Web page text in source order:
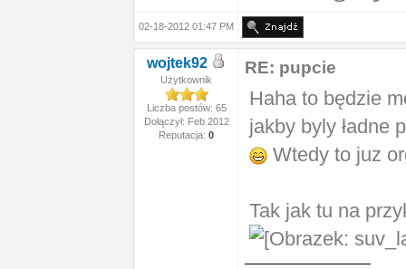
02-18-2012 01:47 PM
wojtek92
Użytkownik
Liczba postów: 65
Dołączył: Feb 2012
Reputacja: 0
RE: pupcie
Haha to będzie
jakby byly ładne
Wtedy to juz
Tak jak tu na